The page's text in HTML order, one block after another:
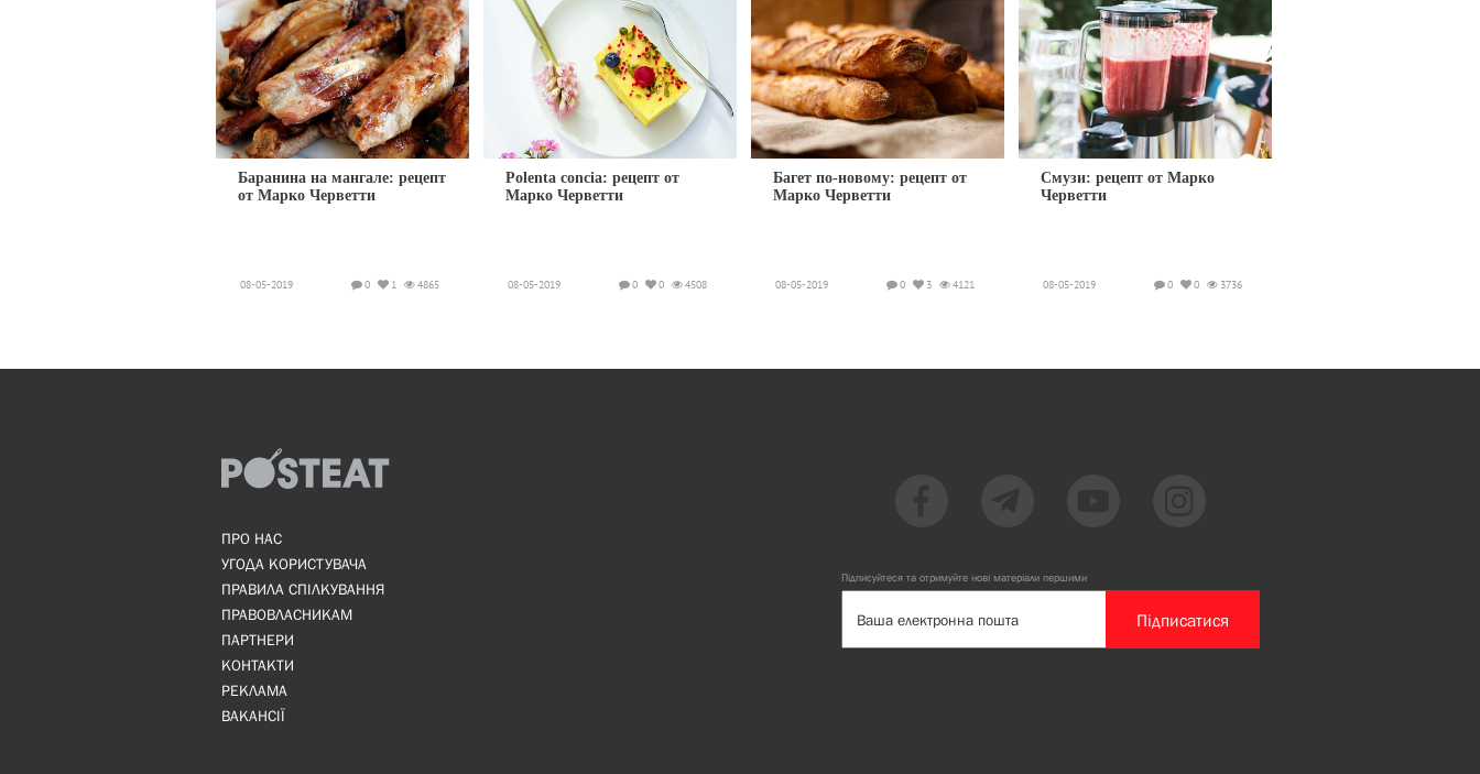
Баранина на мангале: рецепт
от Марко Черветти
08-05-2019 4865
1
0
Polenta concia: рецепт от
Марко Черветти
08-05-2019 4508
0
0
Багет по-новому: рецепт от
Марко Черветти
08-05-2019 4121
3
0
Смузи: рецепт от Марко
Черветти
08-05-2019 3736
0
0
ПРО НАС
УГОДА КОРИСТУВАЧА
ПРАВИЛА СПІЛКУВАННЯ
ПРАВОВЛАСНИКАМ
ПАРТНЕРИ
КОНТАКТИ
РЕКЛАМА
ВАКАНСІЇ
Підписуйтеся та отримуйте нові матеріали першими
Підписатися